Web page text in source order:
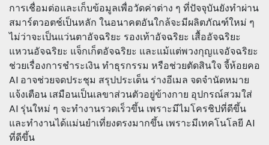
การเชื่อมต่อและเก็บข้อมูลเพื่อวัดค่าต่าง ๆ ที่ปัจจุบันยังทำผ่าน
สมาร์ตวอตช์เป็นหลัก ในอนาคตอันใกล้จะมีผลิตภัณฑ์ใหม่ ๆ
ไม่ว่าจะเป็นแว่นตาอัจฉริยะ รองเท้าอัจฉริยะ เสื้ออัจฉริยะ
แหวนอัจฉริยะ แจ็กเก็ตอัจฉริยะ และแม้แต่พวงกุญแจอัจฉริยะ
ช่วยเรื่องการชำระเงิน ทำธุรกรรม หรือช่วยตัดสินใจ จี้ห้อยคอ
AI อาจช่วยจดประชุม สรุปประเด็น ร่างอีเมล จดจำนัดหมาย
แจ้งเตือน เสมือนเป็นเลขาส่วนตัวอยู่ข้างกาย อุปกรณ์สวมใส่
AI รุ่นใหม่ ๆ จะทำงานรวดเร็วขึ้น เพราะมีไมโครชิปที่ดีขึ้น
และทำงานได้แม่นยำเที่ยงตรงมากขึ้น เพราะมีเทคโนโลยี AI
ที่ดีขึ้น